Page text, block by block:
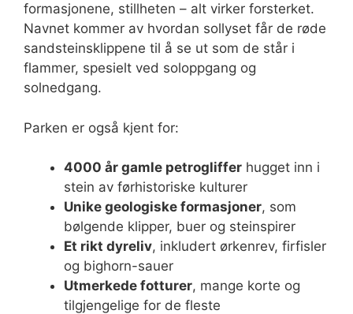
formasjonene, stillheten – alt virker forsterket.
Navnet kommer av hvordan sollyset får de røde
sandsteinsklippene til å se ut som de står i
flammer, spesielt ved soloppgang og
solnedgang.
Parken er også kjent for:
4000 år gamle petrogliffer hugget inn i
stein av førhistoriske kulturer
Unike geologiske formasjoner, som
bølgende klipper, buer og steinspirer
Et rikt dyreliv, inkludert ørkenrev, firfisler
og bighorn-sauer
Utmerkede fotturer, mange korte og
tilgjengelige for de fleste